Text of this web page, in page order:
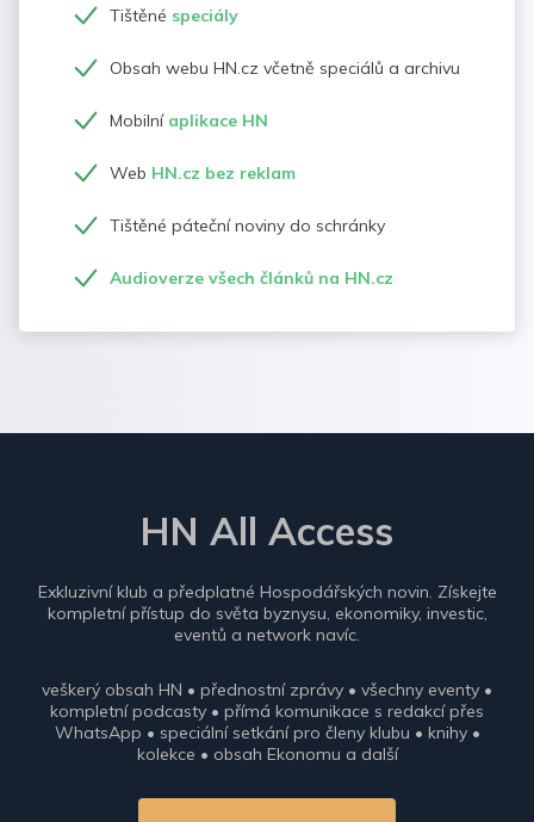
Tištěné speciály
Obsah webu HN.cz včetně speciálů a archivu
Mobilní aplikace HN
Web HN.cz bez reklam
Tištěné páteční noviny do schránky
Audioverze všech článků na HN.cz
HN All Access
Exkluzivní klub a předplatné Hospodářských novin. Získejte
kompletní přístup do světa byznysu, ekonomiky, investic,
eventů a network navíc.
veškerý obsah HN • přednostní zprávy • všechny eventy •
kompletní podcasty • přímá komunikace s redakcí přes
WhatsApp • speciální setkání pro členy klubu • knihy •
kolekce • obsah Ekonomu a další